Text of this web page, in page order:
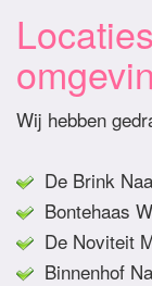
Wij hebben
De Brink
Bontehaas
De Noviteit
Binnenhof